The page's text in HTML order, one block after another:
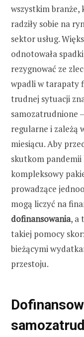
wszystkim
radziły sobie na
sektor usług.
odnotowała
rezygnować ze
wpadli w tarapaty
trudnej sytuacji
samozatrudnione
regularne i zależą
miesiącu. Aby
skutkom pandemii
kompleksowy
prowadzące
mogą liczyć na
dofinansowania, a
takiej pomocy
bieżącymi
przestoju.